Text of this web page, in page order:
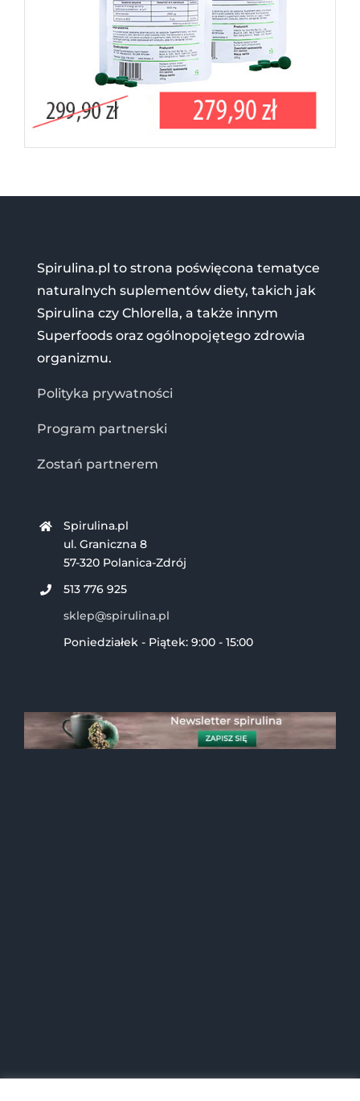
Spirulina.pl to strona poświęcona tematyce
naturalnych suplementów diety, takich jak
Spirulina czy Chlorella, a także innym
Superfoods oraz ogólnopojętego zdrowia
organizmu.
Polityka prywatności
Program partnerski
Zostań partnerem
Spirulina.pl
ul. Graniczna 8
57-320 Polanica-Zdrój
513 776 925
sklep@spirulina.pl
Poniedziałek - Piątek: 9:00 - 15:00